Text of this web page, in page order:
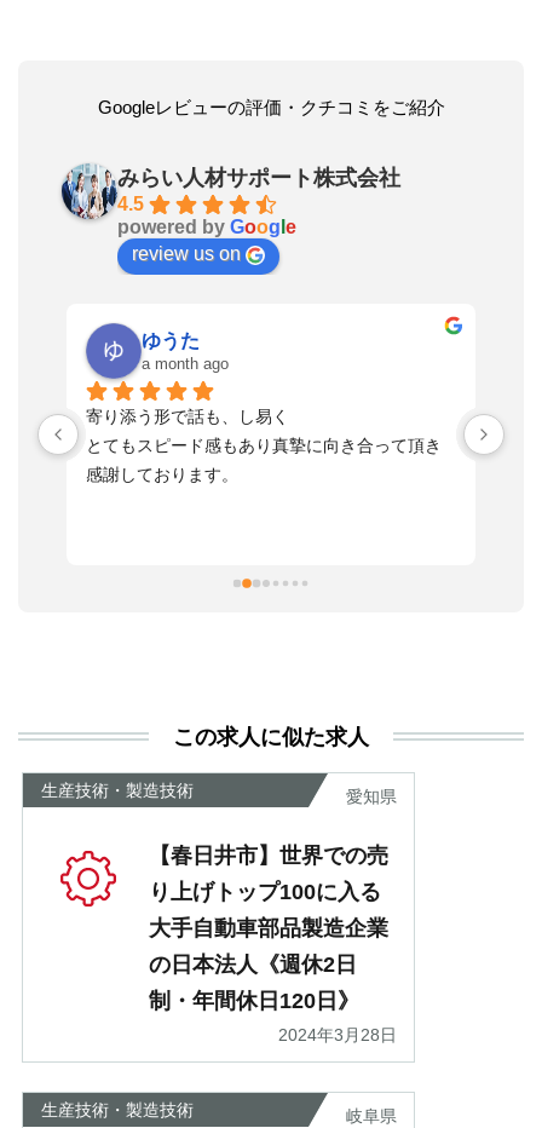
Googleレビューの評価・クチコミをご紹介
みらい人材サポート株式会社
4.5
powered by Goog e
review us on
ゆうた
a month ago
寄り添う形で話も、し易く
とてもスピード感もあり真摯に向き合って頂き
感謝しております。
が
この求人に似た求人
生産技術・製造技術 愛知県
【春日井市】世界での売
り上げトップ100に入る
大手自動車部品製造企業
の日本法人《週休2日
制・年間休日120日》
2024年3月28日
生産技術・製造技術 岐阜県